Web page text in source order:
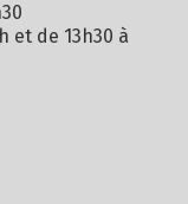
et de 13h30 à